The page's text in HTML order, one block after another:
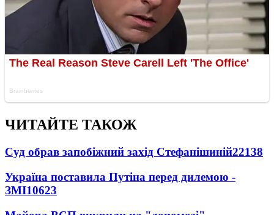
ЧИТАЙТЕ ТАКОЖ
Суд обрав запобіжний захід Стефанішиній22138
Україна поставила Путіна перед дилемою -
ЗМІ10623